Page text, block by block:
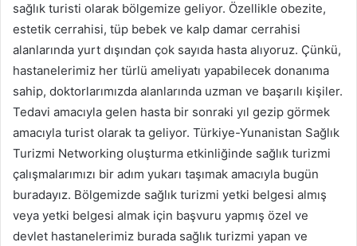
sağlık turisti olarak bölgemize geliyor. Özellikle obezite,
estetik cerrahisi, tüp bebek ve kalp damar cerrahisi
alanlarında yurt dışından çok sayıda hasta alıyoruz. Çünkü,
hastanelerimiz her türlü ameliyatı yapabilecek donanıma
sahip, doktorlarımızda alanlarında uzman ve başarılı kişiler.
Tedavi amacıyla gelen hasta bir sonraki yıl gezip görmek
amacıyla turist olarak ta geliyor. Türkiye-Yunanistan Sağlık
Turizmi Networking oluşturma etkinliğinde sağlık turizmi
çalışmalarımızı bir adım yukarı taşımak amacıyla bugün
buradayız. Bölgemizde sağlık turizmi yetki belgesi almış
veya yetki belgesi almak için başvuru yapmış özel ve
devlet hastanelerimiz burada sağlık turizmi yapan ve